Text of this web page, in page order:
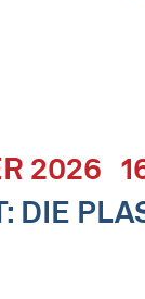
2026
DIE